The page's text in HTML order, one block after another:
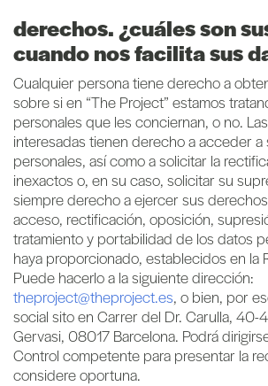
derechos. ¿cuáles son
cuando nos facilita sus
Cualquier persona tiene derecho a
sobre si en “The Project” estamos
personales que les conciernan, o no.
interesadas tienen derecho a acceder a
personales, así como a solicitar la
inexactos o, en su caso, solicitar su
siempre derecho a ejercer sus
acceso, rectificación, oposición,
tratamiento y portabilidad de los datos
haya proporcionado, establecidos en la
Puede hacerlo a la siguiente dirección:
theproject@theproject.es, o bien, por
social sito en Carrer del Dr. Carulla, 40-
Gervasi, 08017 Barcelona. Podrá
Control competente para presentar la
considere oportuna.